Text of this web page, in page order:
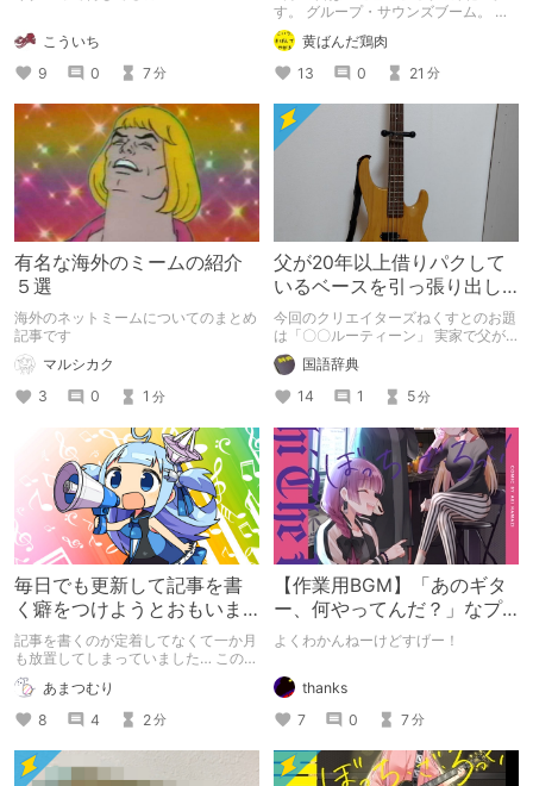
こういち
9
0 7分
す。 グループ・サウンズブーム。 そ
して第一次＆第二次バンドブーム。
昭和の音楽はエレキギターが花形でし
た。 ジャパン・ヴィンテージに代表
される、時代を彩った数多の名器も排
出されます。同時に歴史に名を残す事
も無く、消えていった楽器も多数存在
したのです。今回は昭和期に生産され
たギター＆アンプを、有名・無名問わ
ず取り上げます。 ※本まとめに掲載の
楽器は、全て投稿者の所有品です。
黄ばんだ鶏肉
13
0 21 分
有名な海外のミームの紹介
５選
海外のネットミームについてのまとめ
記事です
マルシカク
3
0 1 分
父が20年以上借りパクして
いるベースを引っ張り出し
て始める
今回のクリエイターズねくすとのお題
は「〇〇ルーティーン」 実家で父が
20年以上友達から借りパクしている
ベースを始めてみよう！
国語辞典
14
1 5分
毎日でも更新して記事を書
く癖をつけようとおもいま
す…！！
記事を書くのが定着してなくて一か月
も放置してしまっていました… この記
事には成人向け要素はないです！！
あまつむり
8
4 2分
【作業用BGM】「あのギタ
ー、何やってんだ？」なプ
レイリスト【スライドギタ
よくわかんねーけどすげー！
thanks
7
0 7分